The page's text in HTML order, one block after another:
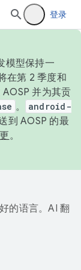
登录
模型保持一
在第 2 季度和
并为其贡
。
android-
到 AOSP 的最
。
的语言。AI 翻